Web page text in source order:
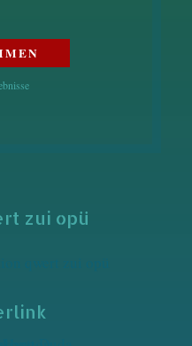
zui opü